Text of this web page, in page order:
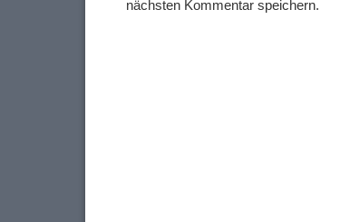
nächsten Kommentar speichern.